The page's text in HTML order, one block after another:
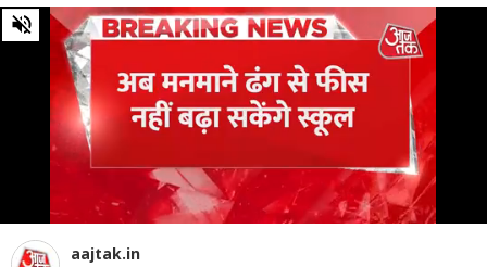
0
of
seconds
aajtak.in